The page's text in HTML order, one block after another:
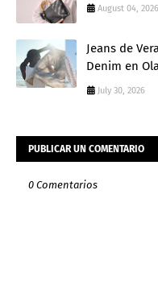
August 04, 2026
Jeans de
Denim en
July 30, 2026
PUBLICAR UN COMENTARIO
0 Comentarios